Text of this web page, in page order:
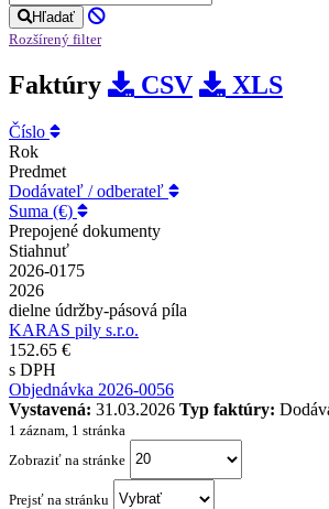
Hľadať
Rozšírený filter
Faktúry CSV XLS
Číslo
Rok
Predmet
Dodávateľ / odberateľ
Suma (€)
Prepojené dokumenty
Stiahnuť
2026-0175
2026
dielne údržby-pásová píla
KARAS pily s.r.o.
152.65 €
s DPH
Objednávka 2026-0056
Vystavená: 31.03.2026 Typ faktúry:
1 záznam, 1 stránka
Zobraziť na stránke
Prejsť na stránku